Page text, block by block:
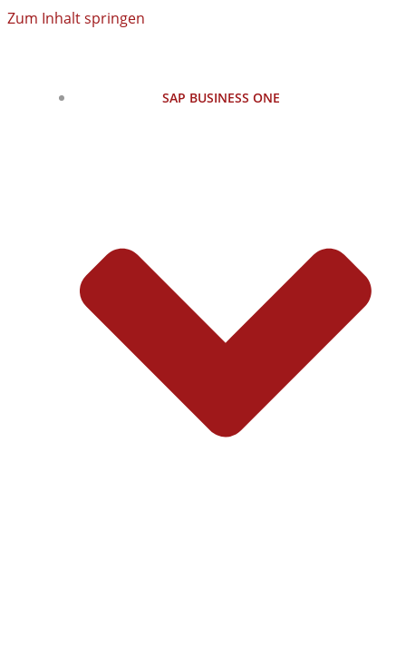
Zum Inhalt springen
SAP BUSINESS ONE